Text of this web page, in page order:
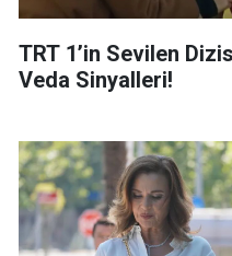
TRT 1’in Sevilen
Veda Sinyalleri!